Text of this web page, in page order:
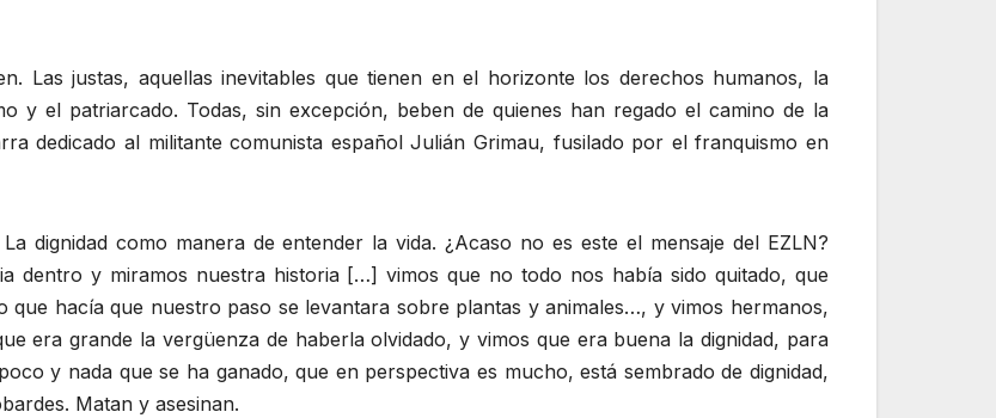
Las justas, aquellas inevitables que tienen en el horizonte los derechos humanos, la
y el patriarcado. Todas, sin excepción, beben de quienes han regado el camino de la
dedicado al militante comunista español Julián Grimau, fusilado por el franquismo en
dignidad como manera de entender la vida. ¿Acaso no es este el mensaje del EZLN?
dentro y miramos nuestra historia […] vimos que no todo nos había sido quitado, que
hacía que nuestro paso se levantara sobre plantas y animales…, y vimos hermanos,
era grande la vergüenza de haberla olvidado, y vimos que era buena la dignidad, para
y nada que se ha ganado, que en perspectiva es mucho, está sembrado de dignidad,
Matan y asesinan.